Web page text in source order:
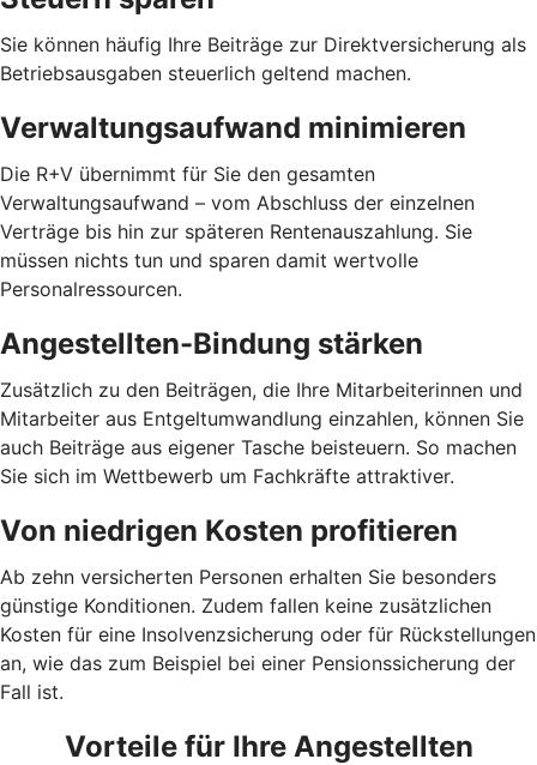
Sie können häufig Ihre Beiträge zur Direktversicherung als
Betriebsausgaben steuerlich geltend machen.
Verwaltungsaufwand minimieren
Die R+V übernimmt für Sie den gesamten
Verwaltungsaufwand – vom Abschluss der einzelnen
Verträge bis hin zur späteren Rentenauszahlung. Sie
müssen nichts tun und sparen damit wertvolle
Personalressourcen.
Angestellten-Bindung stärken
Zusätzlich zu den Beiträgen, die Ihre Mitarbeiterinnen und
Mitarbeiter aus Entgeltumwandlung einzahlen, können Sie
auch Beiträge aus eigener Tasche beisteuern. So machen
Sie sich im Wettbewerb um Fachkräfte attraktiver.
Von niedrigen Kosten profitieren
Ab zehn versicherten Personen erhalten Sie besonders
günstige Konditionen. Zudem fallen keine zusätzlichen
Kosten für eine Insolvenzsicherung oder für Rückstellungen
an, wie das zum Beispiel bei einer Pensionssicherung der
Fall ist.
Vorteile für Ihre Angestellten